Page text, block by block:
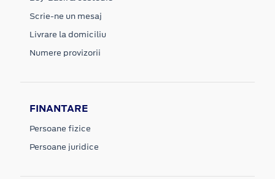
Scrie-ne un mesaj
Livrare la domiciliu
Numere provizorii
FINANTARE
Persoane fizice
Persoane juridice